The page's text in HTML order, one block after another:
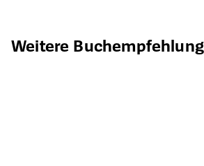
Produktgalerie überspringen
Weitere